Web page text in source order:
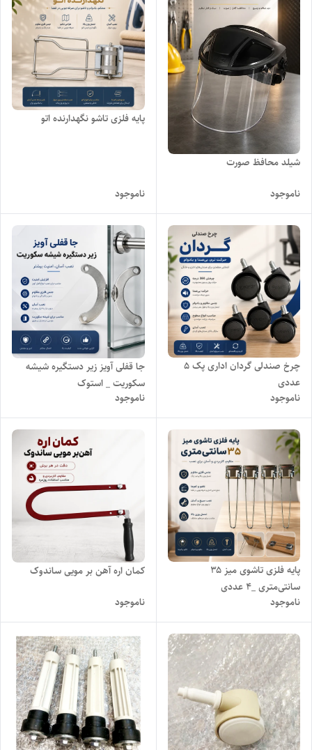
شیلد محافظ صورت
ناموجود
پایه فلزی تاشو نگهدارنده اتو
ناموجود
چرخ صندلی گردان اداری پک ۵
عددی
ناموجود
جا قفلی آویز زیر دستگیره شیشه
سکوریت _ استوک
ناموجود
پایه فلزی تاشوی میز ۳۵
سانتی‌متری _۴ عددی
ناموجود
کمان اره آهن بر مویی ساندوک
ناموجود